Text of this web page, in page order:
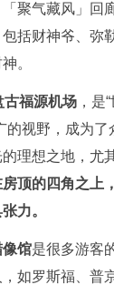
聚气藏风」回
括财神爷、弥
。
古福源机场 ，是
的视野，成为
理想之地，尤
房顶的四角之上
力。
馆是很多游客
如罗斯福、普